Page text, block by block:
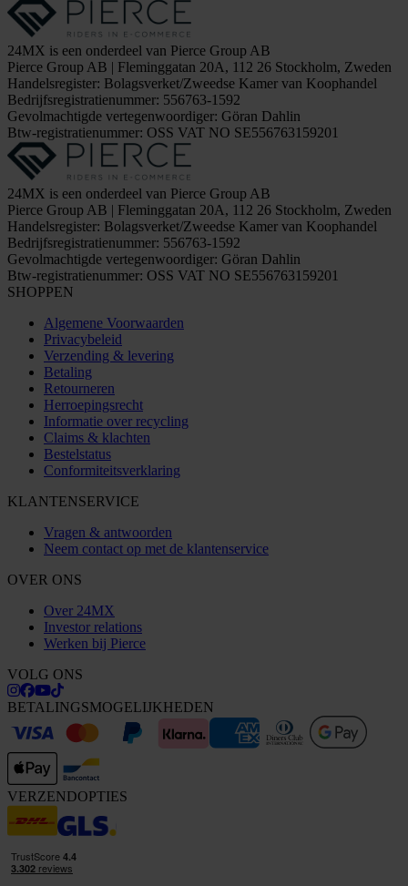
24MX is een onderdeel van Pierce Group AB
Pierce Group AB | Fleminggatan 20A, 112 26 Stockholm, Zweden
Handelsregister: Bolagsverket/Zweedse Kamer van Koophandel
Bedrijfsregistratienummer: 556763-1592
Gevolmachtigde vertegenwoordiger: Göran Dahlin
Btw-registratienummer: OSS VAT NO SE556763159201
24MX is een onderdeel van Pierce Group AB
Pierce Group AB | Fleminggatan 20A, 112 26 Stockholm, Zweden
Handelsregister: Bolagsverket/Zweedse Kamer van Koophandel
Bedrijfsregistratienummer: 556763-1592
Gevolmachtigde vertegenwoordiger: Göran Dahlin
Btw-registratienummer: OSS VAT NO SE556763159201
SHOPPEN
Algemene Voorwaarden
Privacybeleid
Verzending & levering
Betaling
Retourneren
Herroepingsrecht
Informatie over recycling
Claims & klachten
Bestelstatus
Conformiteitsverklaring
KLANTENSERVICE
Vragen & antwoorden
Neem contact op met de klantenservice
OVER ONS
Over 24MX
Investor relations
Werken bij Pierce
VOLG ONS
BETALINGSMOGELIJKHEDEN
VERZENDOPTIES